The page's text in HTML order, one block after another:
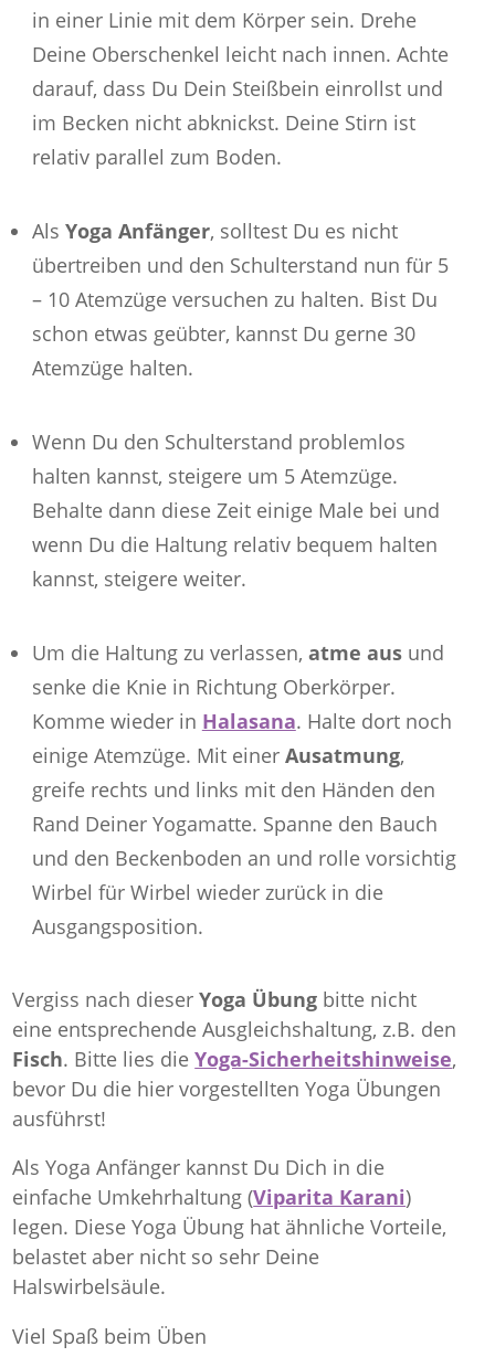
in einer Linie mit dem Körper sein. Drehe
Deine Oberschenkel leicht nach innen. Achte
darauf, dass Du Dein Steißbein einrollst und
im Becken nicht abknickst. Deine Stirn ist
relativ parallel zum Boden.
Als Yoga Anfänger, solltest Du es nicht
übertreiben und den Schulterstand nun für 5
– 10 Atemzüge versuchen zu halten. Bist Du
schon etwas geübter, kannst Du gerne 30
Atemzüge halten.
Wenn Du den Schulterstand problemlos
halten kannst, steigere um 5 Atemzüge.
Behalte dann diese Zeit einige Male bei und
wenn Du die Haltung relativ bequem halten
kannst, steigere weiter.
Um die Haltung zu verlassen, atme ausund
senke die Knie in Richtung Oberkörper.
Komme wieder in Halasana. Halte dort noch
einige Atemzüge. Mit einer Ausatmung,
greife rechts und links mit den Händen den
Rand Deiner Yogamatte. Spanne den Bauch
und den Beckenboden an und rolle vorsichtig
Wirbel für Wirbel wieder zurück in die
Ausgangsposition.
Vergiss nach dieser Yoga Übung bitte nicht
eine entsprechende Ausgleichshaltung, z.B. den
Fisch. Bitte lies dieYoga-Sicherheitshinweise,
bevor Du die hier vorgestellten Yoga Übungen
ausführst!
Als Yoga Anfänger kannst Du Dich in die
einfache Umkehrhaltung (Viparita Karani)
legen. Diese Yoga Übung hat ähnliche Vorteile,
belastet aber nicht so sehr Deine
Halswirbelsäule.
Viel Spaß beim Üben